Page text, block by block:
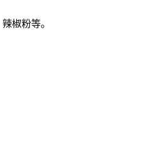
椒粉等。